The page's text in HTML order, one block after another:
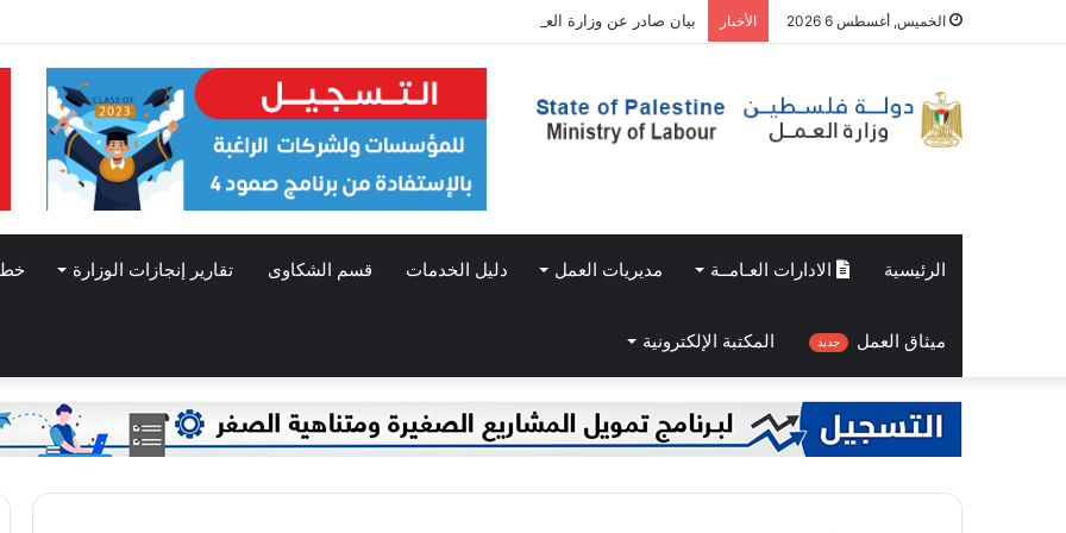
الخميس, أغسطس 6 2026 الأخبار بيان صادر عن وزارة العمل في قطاع غزة بمناسبة الأول من مايو/ أيار: عيد العمال العالمي
الرئيسية الادارات العـامــة مديريات العمل دليل الخدمات قسم الشكاوى تقارير إنجازات الوزارة
ميثاق العمل جديد المكتبة الإلكترونية